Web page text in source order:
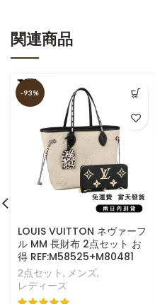
関連商品
-93%
LOUIS VUITTON ネヴァーフ
ル MM 長財布 2点セット お
得 REF:M58525+M80481
2点セット, メンズ,
レディース